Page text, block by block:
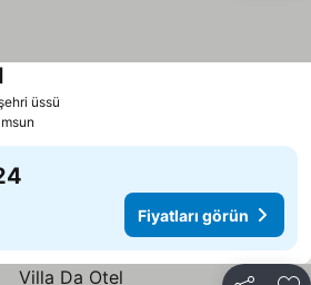
üssü
Fiyatları görün